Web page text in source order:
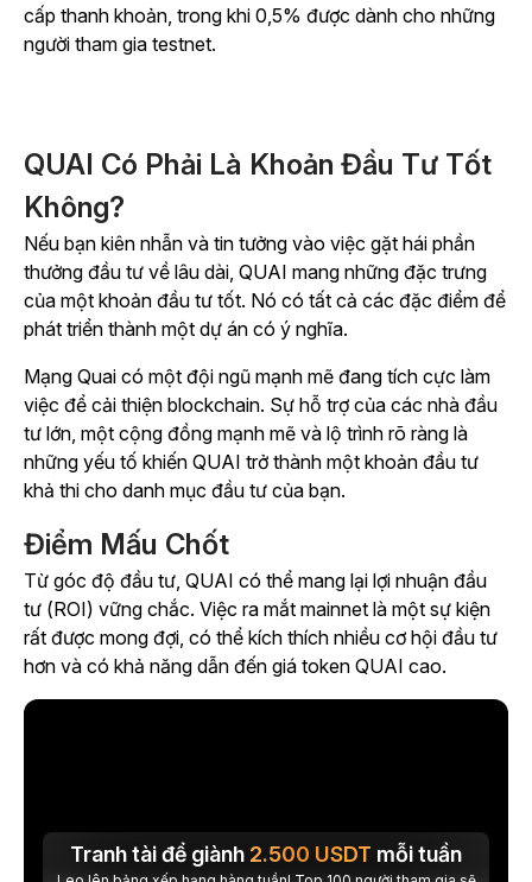
cấp thanh khoản, trong khi 0,5% được dành cho những
người tham gia testnet.
QUAI Có Phải Là Khoản Đầu Tư Tốt
Không?
Nếu bạn kiên nhẫn và tin tưởng vào việc gặt hái phần
thưởng đầu tư về lâu dài, QUAI mang những đặc trưng
của một khoản đầu tư tốt. Nó có tất cả các đặc điểm để
phát triển thành một dự án có ý nghĩa.
Mạng Quai có một đội ngũ mạnh mẽ đang tích cực làm
việc để cải thiện blockchain. Sự hỗ trợ của các nhà đầu
tư lớn, một cộng đồng mạnh mẽ và lộ trình rõ ràng là
những yếu tố khiến QUAI trở thành một khoản đầu tư
khả thi cho danh mục đầu tư của bạn.
Điểm Mấu Chốt
Từ góc độ đầu tư, QUAI có thể mang lại lợi nhuận đầu
tư (ROI) vững chắc. Việc ra mắt mainnet là một sự kiện
rất được mong đợi, có thể kích thích nhiều cơ hội đầu tư
hơn và có khả năng dẫn đến giá token QUAI cao.
Tranh tài để giành 2.500 USDT mỗi tuần